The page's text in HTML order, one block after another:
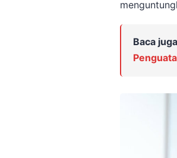
Baca